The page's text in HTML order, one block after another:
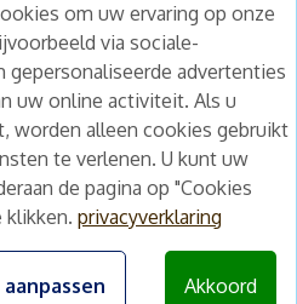
om uw ervaring op onze
via sociale-
gepersonaliseerde advertenties
uw online activiteit. Als u
worden alleen cookies gebruikt
te verlenen. U kunt uw
de pagina op "Cookies
klikken. privacyverklaring
Akkoord
wekelijks ons
Abonneren
5H
225 31 12